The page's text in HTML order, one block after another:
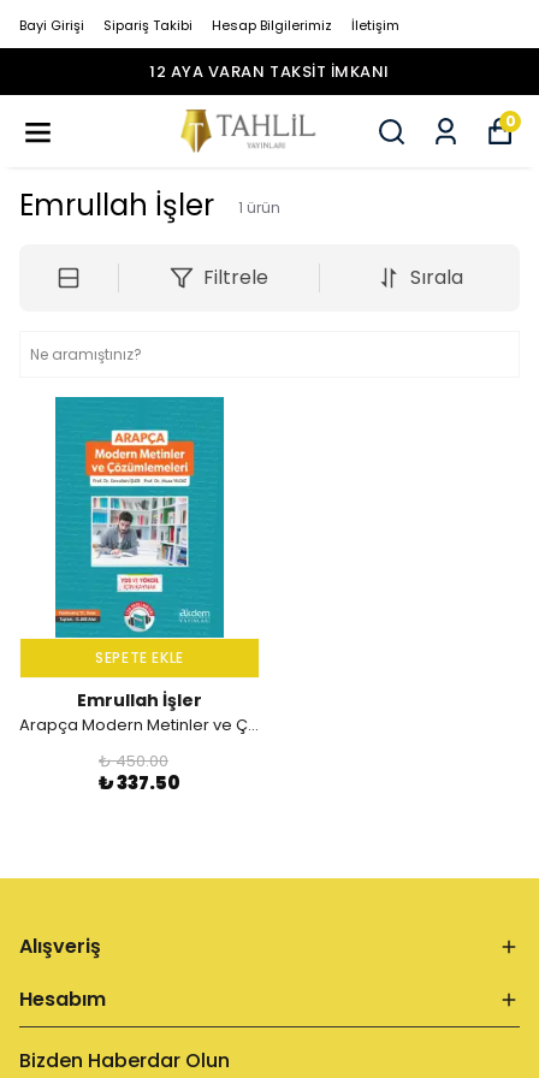
Bayi Girişi Sipariş Takibi Hesap Bilgilerimiz İletişim
12 AYA VARAN TAKSİT İMKANI
0
Emrullah İşler 1 ürün
Filtrele Sırala
SEPETE EKLE
Emrullah İşler
Arapça Modern Metinler ve Çözümlemesi
₺ 450.00
₺ 337.50
Alışveriş
Hesabım
Bizden Haberdar Olun